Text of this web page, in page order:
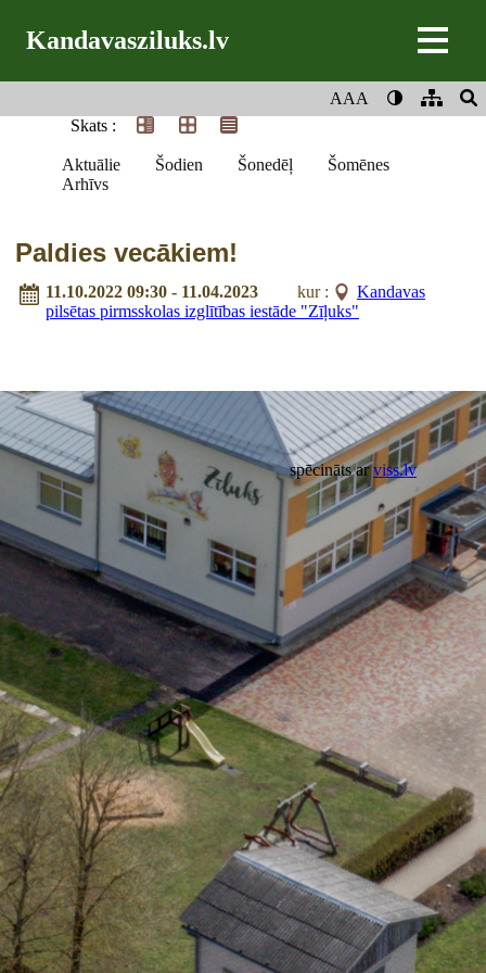
Kandavasziluks.lv
AAA
Skats :
Aktuālie Šodien Šonedēļ
Šomēnes
Arhīvs
Paldies vecākiem!
11.10.2022 09:30 - 11.04.2023 kur :
Kandavas
pilsētas pirmsskolas izglītības iestāde "Zīļuks"
spēcināts arviss.lv